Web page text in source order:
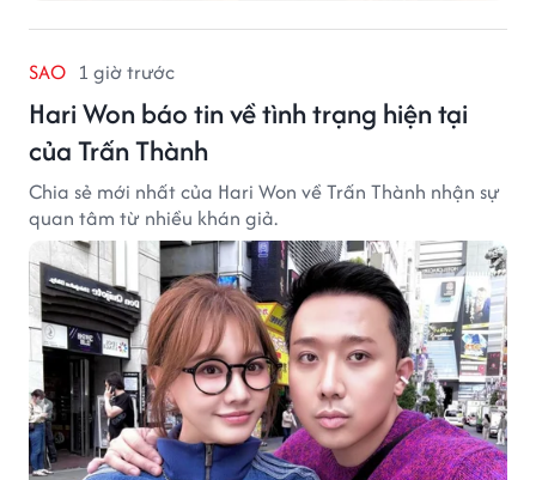
SAO 1 giờ trước
Hari Won báo tin về tình trạng hiện tại
của Trấn Thành
Chia sẻ mới nhất của Hari Won về Trấn Thành nhận sự
quan tâm từ nhiều khán giả.